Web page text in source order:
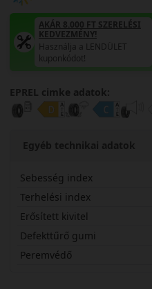
AKÁR 8.000 FT SZERELÉSI
KEDVEZMÉNY!
Használja a LENDÜLET
kuponkódot!
EPREL cimke adatok:
Egyéb technikai adatok
Sebesség index
Terhelési index
Erősített kivitel
Defekttűrő gumi
Peremvédő